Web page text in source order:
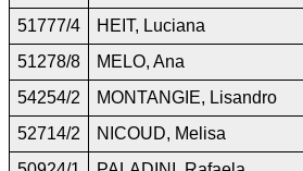
51777/4
HEIT, Luciana
51278/8
MELO, Ana
54254/2
MONTANGIE, Lisandro
52714/2
NICOUD, Melisa